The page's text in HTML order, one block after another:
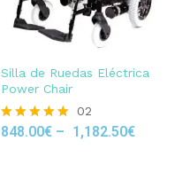
Silla de Ruedas Eléctrica
Power Chair
Rated
02
848.00€ – 1,182.50€